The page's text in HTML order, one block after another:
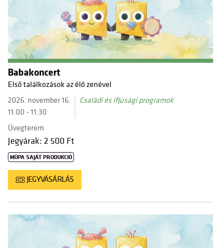
Babakoncert
Első találkozások az élő zenével
2026. november 16.
11:00 - 11:30
Családi és ifjúsági programok
Üvegterem
Jegyárak: 2 500 Ft
MÜPA SAJÁT PRODUKCIÓ
JEGYVÁSÁRLÁS